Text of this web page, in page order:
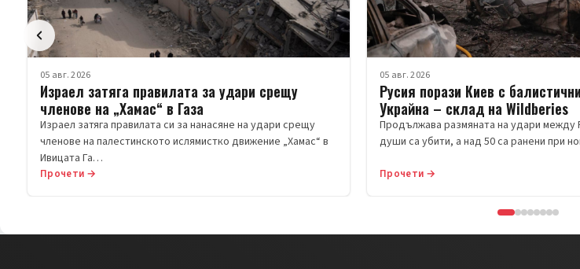
05 авг. 2026
Израел затяга правилата за удари срещу
членове на „Хамас“ в Газа
Израел затяга правилата си за нанасяне на удари срещу
членове на палестинското ислямистко движение „Хамас“ в
Ивицата Га…
Прочети →
05 авг. 2026
Русия порази Киев с
Украйна – склад на Wildberies
Продължава размяната на удари между
души са убити, а над 50 са ранени при
Прочети →